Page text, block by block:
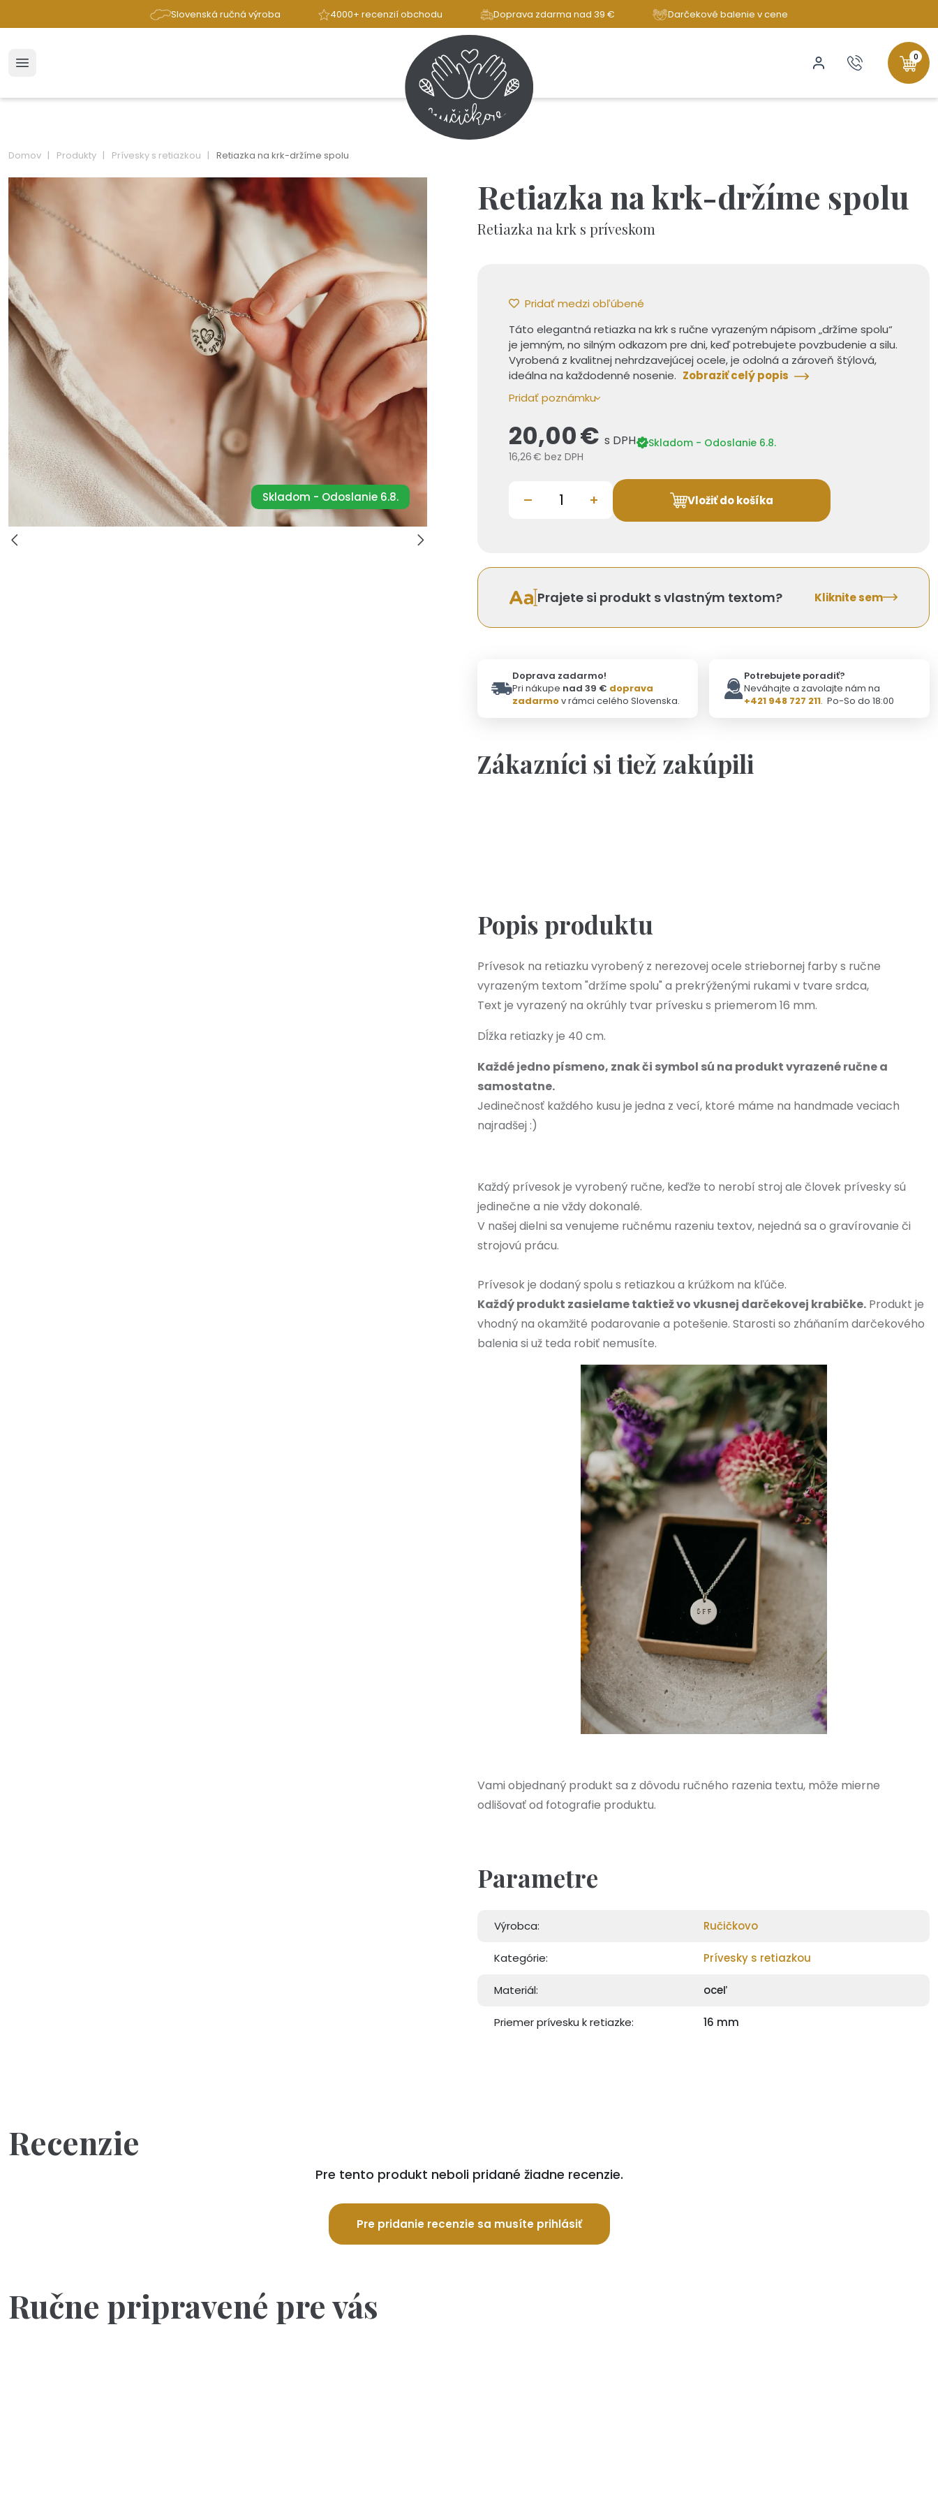
Slovenská ručná výroba 4000+ recenzií obchodu Doprava zdarma nad 39 € Darčekové balenie v cene
0
Domov Produkty Prívesky s retiazkou Retiazka na krk-držíme spolu
Skladom - Odoslanie 6.8.
Retiazka na krk-držíme spolu
Retiazka na krk s príveskom
Pridať medzi obľúbené
Táto elegantná retiazka na krk s ručne vyrazeným nápisom „držíme spolu“
je jemným, no silným odkazom pre dni, keď potrebujete povzbudenie a silu.
Vyrobená z kvalitnej nehrdzavejúcej ocele, je odolná a zároveň štýlová,
ideálna na každodenné nosenie. Zobraziť celý popis
Pridať poznámku
20,00 € s DPH
16,26 € bez DPH
Skladom - Odoslanie 6.8.
– + Vložiť do košíka
Prajete si produkt s vlastným textom? Kliknite sem
Doprava zadarmo!
Pri nákupe nad 39 € doprava
zadarmov rámci celého Slovenska.
Potrebujete poradiť?
Neváhajte a zavolajte nám na
+421 948 727 211. Po-So do 18:00
Zákazníci si tiež zakúpili
Popis produktu
Prívesok na retiazku vyrobený z nerezovej ocele striebornej farby s ručne
vyrazeným textom "držíme spolu" a prekrýženými rukami v tvare srdca,
Text je vyrazený na okrúhly tvar prívesku s priemerom 16 mm.
Dĺžka retiazky je 40 cm.
Každé jedno písmeno, znak či symbol sú na produkt vyrazené ručne a
samostatne.
Jedinečnosť každého kusu je jedna z vecí, ktoré máme na handmade veciach
najradšej :)
Každý prívesok je vyrobený ručne, keďže to nerobí stroj ale človek prívesky sú
jedinečne a nie vždy dokonalé.
V našej dielni sa venujeme ručnému razeniu textov, nejedná sa o gravírovanie či
strojovú prácu.
Prívesok je dodaný spolu s retiazkou a krúžkom na kľúče.
Každý produkt zasielame taktiež vo vkusnej darčekovej krabičke. Produkt je
vhodný na okamžité podarovanie a potešenie. Starosti so zháňaním darčekového
balenia si už teda robiť nemusíte.
Vami objednaný produkt sa z dôvodu ručného razenia textu, môže mierne
odlišovať od fotografie produktu.
Parametre
Výrobca: Ručičkovo
Kategórie: Prívesky s retiazkou
Materiál: oceľ
Priemer prívesku k retiazke: 16 mm
Recenzie
Pre tento produkt neboli pridané žiadne recenzie.
Pre pridanie recenzie sa musíte prihlásiť
Ručne pripravené pre vás